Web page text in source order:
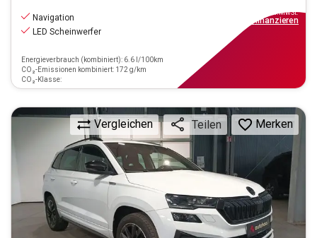
Navigation
LED Scheinwerfer
Energieverbrauch (kombiniert): 6.6 l/100km
CO₂-Emissionen kombiniert: 172 g/km
CO₂-Klasse:
inkl.MwSt.
finanzieren
Vergleichen Teilen Merken